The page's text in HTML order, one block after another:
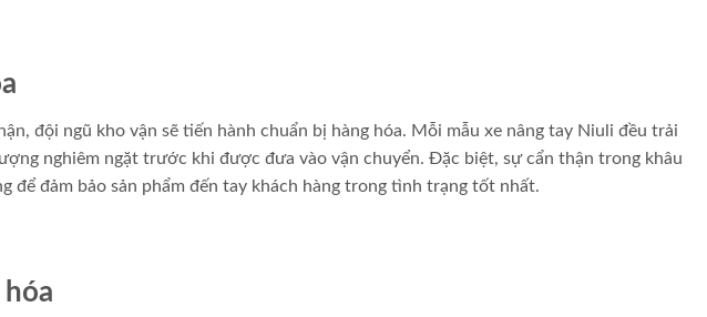
đội ngũ kho vận sẽ tiến hành chuẩn bị hàng hóa. Mỗi mẫu xe nâng tay Niuli đều trải
nghiêm ngặt trước khi được đưa vào vận chuyển. Đặc biệt, sự cẩn thận trong khâu
để đảm bảo sản phẩm đến tay khách hàng trong tình trạng tốt nhất.